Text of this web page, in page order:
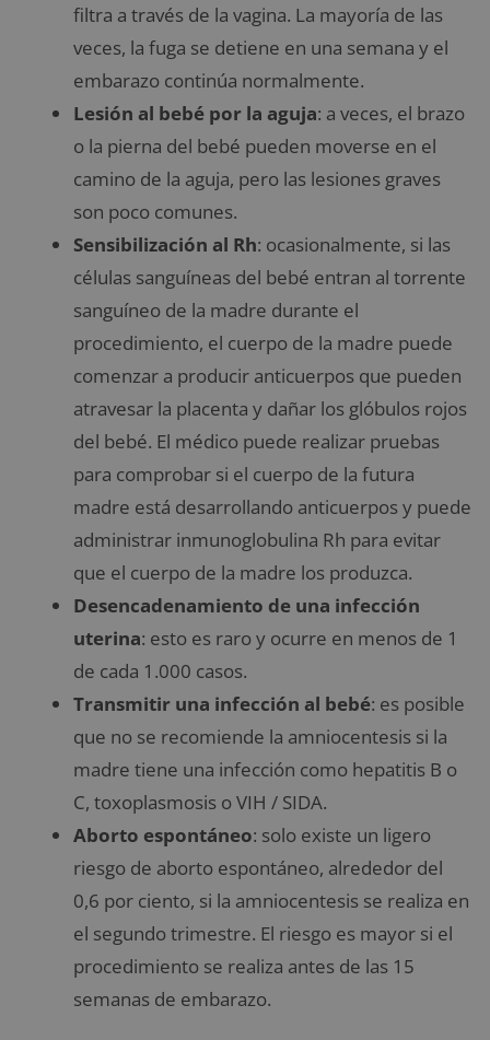
filtra a través de la vagina. La mayoría de las
veces, la fuga se detiene en una semana y el
embarazo continúa normalmente.
Lesión al bebé por la aguja: a veces, el brazo
o la pierna del bebé pueden moverse en el
camino de la aguja, pero las lesiones graves
son poco comunes.
Sensibilización al Rh: ocasionalmente, si las
células sanguíneas del bebé entran al torrente
sanguíneo de la madre durante el
procedimiento, el cuerpo de la madre puede
comenzar a producir anticuerpos que pueden
atravesar la placenta y dañar los glóbulos rojos
del bebé. El médico puede realizar pruebas
para comprobar si el cuerpo de la futura
madre está desarrollando anticuerpos y puede
administrar inmunoglobulina Rh para evitar
que el cuerpo de la madre los produzca.
Desencadenamiento de una infección
uterina: esto es raro y ocurre en menos de 1
de cada 1.000 casos.
Transmitir una infección al bebé: es posible
que no se recomiende la amniocentesis si la
madre tiene una infección como hepatitis B o
C, toxoplasmosis o VIH / SIDA.
Aborto espontáneo: solo existe un ligero
riesgo de aborto espontáneo, alrededor del
0,6 por ciento, si la amniocentesis se realiza en
el segundo trimestre. El riesgo es mayor si el
procedimiento se realiza antes de las 15
semanas de embarazo.